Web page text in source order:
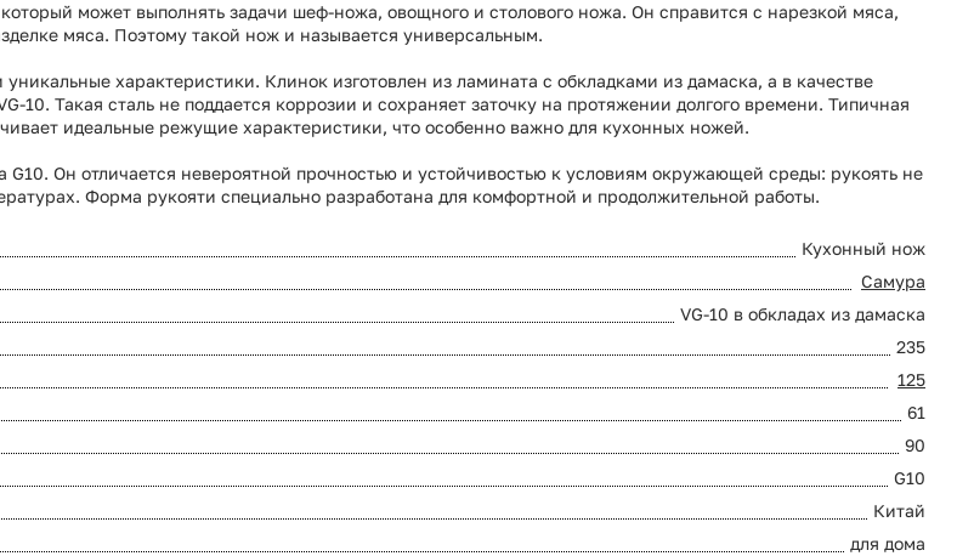
может выполнять задачи шеф-ножа, овощного и столового ножа. Он справится с нарезкой мяса,
мяса. Поэтому такой нож и называется универсальным.
характеристики. Клинок изготовлен из ламината с обкладками из дамаска, а в качестве
Такая сталь не поддается коррозии и сохраняет заточку на протяжении долгого времени. Типичная
идеальные режущие характеристики, что особенно важно для кухонных ножей.
G10. Он отличается невероятной прочностью и устойчивостью к условиям окружающей среды: рукоять не
Форма рукояти специально разработана для комфортной и продолжительной работы.
Кухонный нож
Самура
VG-10 в обкладах из дамаска
235
125
61
90
G10
Китай
для дома